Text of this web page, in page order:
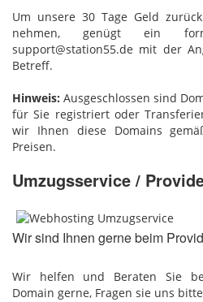
Um unsere 30 Tage Geld
nehmen, genügt ein
support@station55.de mit der
Betreff.
Hinweis: Ausgeschlossen sind
für Sie registriert oder
wir Ihnen diese Domains
Preisen.
Umzugsservice /
Wir sind Ihnen gerne beim
Wir helfen und Beraten Sie
Domain gerne, Fragen sie uns